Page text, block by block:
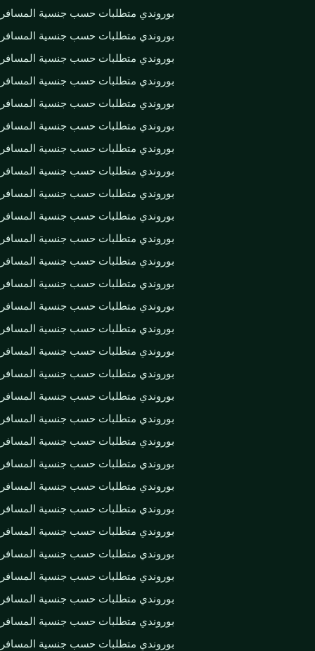
بوروندي متطلبات حسب جنسية المسافر
بوروندي متطلبات حسب جنسية المسافر
بوروندي متطلبات حسب جنسية المسافر
بوروندي متطلبات حسب جنسية المسافر
بوروندي متطلبات حسب جنسية المسافر
بوروندي متطلبات حسب جنسية المسافر
بوروندي متطلبات حسب جنسية المسافر
بوروندي متطلبات حسب جنسية المسافر
بوروندي متطلبات حسب جنسية المسافر
بوروندي متطلبات حسب جنسية المسافر
بوروندي متطلبات حسب جنسية المسافر
بوروندي متطلبات حسب جنسية المسافر
بوروندي متطلبات حسب جنسية المسافر
بوروندي متطلبات حسب جنسية المسافر
بوروندي متطلبات حسب جنسية المسافر
بوروندي متطلبات حسب جنسية المسافر
بوروندي متطلبات حسب جنسية المسافر
بوروندي متطلبات حسب جنسية المسافر
بوروندي متطلبات حسب جنسية المسافر
بوروندي متطلبات حسب جنسية المسافر
بوروندي متطلبات حسب جنسية المسافر
بوروندي متطلبات حسب جنسية المسافر
بوروندي متطلبات حسب جنسية المسافر
بوروندي متطلبات حسب جنسية المسافر
بوروندي متطلبات حسب جنسية المسافر
بوروندي متطلبات حسب جنسية المسافر
بوروندي متطلبات حسب جنسية المسافر
بوروندي متطلبات حسب جنسية المسافر
بوروندي متطلبات حسب جنسية المسافر